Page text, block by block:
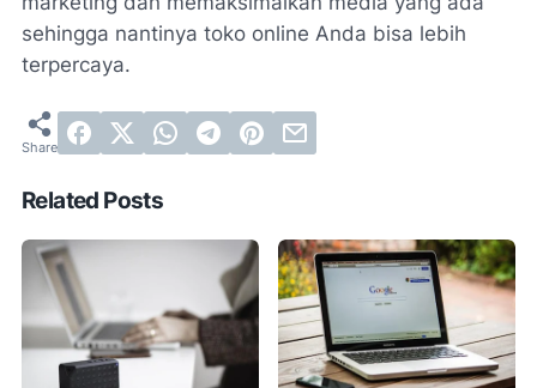
sehingga nantinya toko online Anda bisa lebih
terpercaya.
Related Posts